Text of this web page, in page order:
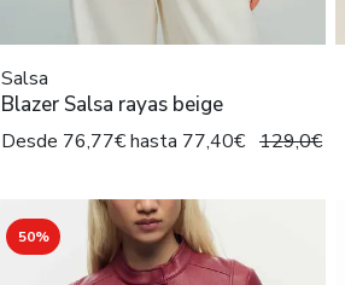
Salsa
Blazer Salsa rayas beige
Desde 76,77€ hasta 77,40€ 129,0€
50%